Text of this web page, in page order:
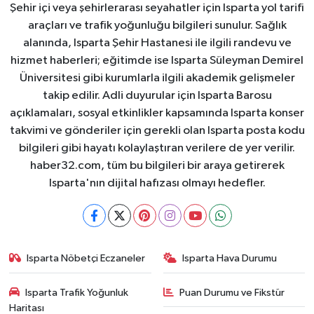
Şehir içi veya şehirlerarası seyahatler için Isparta yol tarifi
araçları ve trafik yoğunluğu bilgileri sunulur. Sağlık
alanında, Isparta Şehir Hastanesi ile ilgili randevu ve
hizmet haberleri; eğitimde ise Isparta Süleyman Demirel
Üniversitesi gibi kurumlarla ilgili akademik gelişmeler
takip edilir. Adli duyurular için Isparta Barosu
açıklamaları, sosyal etkinlikler kapsamında Isparta konser
takvimi ve gönderiler için gerekli olan Isparta posta kodu
bilgileri gibi hayatı kolaylaştıran verilere de yer verilir.
haber32.com, tüm bu bilgileri bir araya getirerek
Isparta'nın dijital hafızası olmayı hedefler.
Isparta Nöbetçi Eczaneler Isparta Hava Durumu
Isparta Trafik Yoğunluk
Haritası
Puan Durumu ve Fikstür